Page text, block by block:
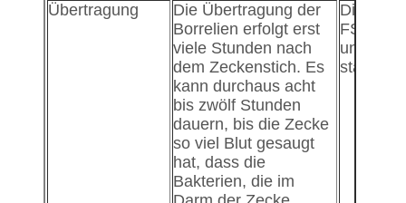
Übertragung
Die Übertragung der
Borrelien erfolgt erst
viele Stunden nach
dem Zeckenstich. Es
kann durchaus acht
bis zwölf Stunden
dauern, bis die Zecke
so viel Blut gesaugt
hat, dass die
Bakterien, die im
Die
FSME-
statt.